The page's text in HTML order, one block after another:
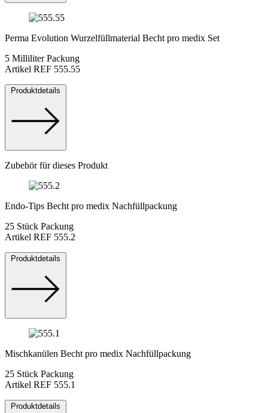
Perma Evolution Wurzelfüllmaterial Becht pro medix Set
5 Milliliter Packung
Artikel REF 555.55
Produktdetails
Zubehör für dieses Produkt
Endo-Tips Becht pro medix Nachfüllpackung
25 Stück Packung
Artikel REF 555.2
Produktdetails
Mischkanülen Becht pro medix Nachfüllpackung
25 Stück Packung
Artikel REF 555.1
Produktdetails